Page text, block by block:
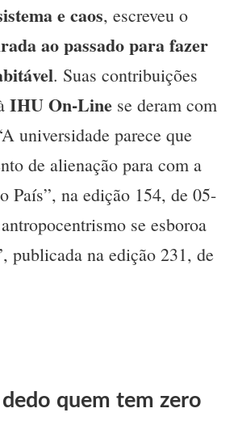
e caos, escreveu o
ao passado para fazer
. Suas contribuições
IHU On-Line se deram com
universidade parece que
de alienação para com a
País”, na edição 154, de 05-
se esboroa
publicada na edição 231, de
quem tem zero